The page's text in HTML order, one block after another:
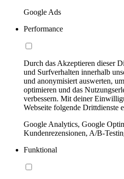
Google Ads
Performance
Durch das Akzeptieren dieser
und Surfverhalten innerhalb
und anonymisiert auswerten,
optimieren und das
verbessern. Mit deiner
Webseite folgende Drittdienste
Google Analytics, Google
Kundenrezensionen, A/B-
Funktional